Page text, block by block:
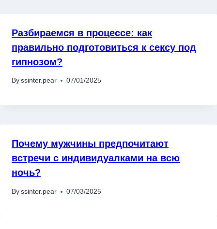
Разбираемся в процессе: как
правильно подготовиться к сексу под
гипнозом?
By ssinter.pear 07/01/2025
Почему мужчины предпочитают
встречи с индивидуалками на всю
ночь?
By ssinter.pear 07/03/2025